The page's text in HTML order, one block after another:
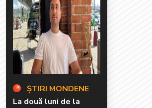
ȘTIRI MONDENE
La două luni de la